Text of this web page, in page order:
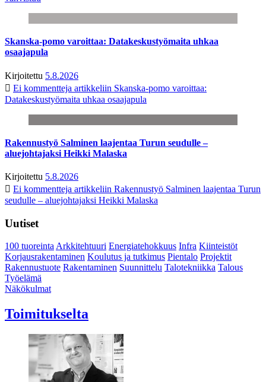
Skanska-pomo varoittaa: Datakeskustyömaita uhkaa
osaajapula
Kirjoitettu 5.8.2026
Ei kommentteja artikkeliin Skanska-pomo varoittaa:
Datakeskustyömaita uhkaa osaajapula
Rakennustyö Salminen laajentaa Turun seudulle –
aluejohtajaksi Heikki Malaska
Kirjoitettu 5.8.2026
Ei kommentteja artikkeliin Rakennustyö Salminen laajentaa Turun
seudulle – aluejohtajaksi Heikki Malaska
Uutiset
100 tuoreintaArkkitehtuuri Energiatehokkuus Infra Kiinteistöt
Korjausrakentaminen Koulutus ja tutkimus Pientalo Projektit
Rakennustuote Rakentaminen Suunnittelu Talotekniikka Talous
Työelämä
Näkökulmat
Toimitukselta